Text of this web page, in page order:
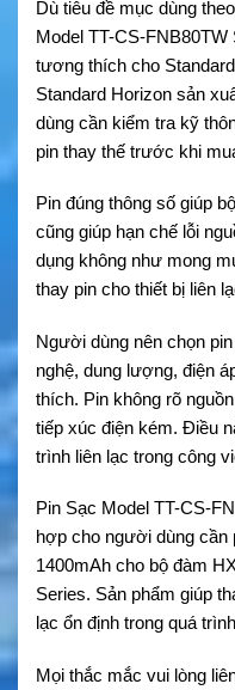
Dù tiêu đề mục dùng
Model TT-CS-
tương thích cho
Standard Horizon sản
dùng cần kiểm tra kỹ
pin thay thế trước khi
Pin đúng thông số giúp
cũng giúp hạn chế lỗi
dụng không như mong
thay pin cho thiết bị liên
Người dùng nên chọn
nghệ, dung lượng, điện
thích. Pin không rõ
tiếp xúc điện kém. Điều
trình liên lạc trong công
Pin Sạc Model TT-CS-
hợp cho người dùng cần
1400mAh cho bộ đàm
Series. Sản phẩm giúp
lạc ổn định trong quá
Mọi thắc mắc vui lòng